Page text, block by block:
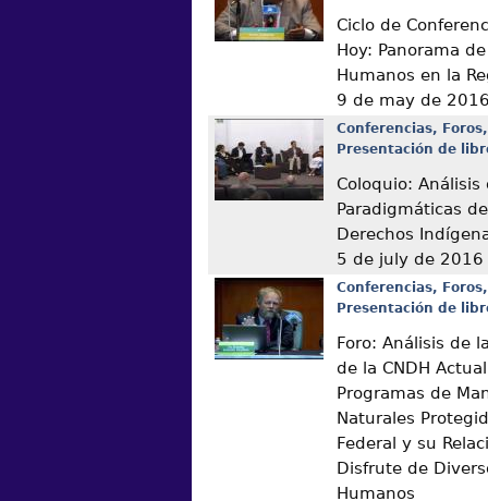
Ciclo de
Hoy: Panorama
Humanos en la
9 de may de
Conferencias,
Presentación de
Coloquio: Análisis
Paradigmáticas
Derechos
5 de july de 2016
Conferencias,
Presentación de
Foro: Análisis de
de la CNDH
Programas de
Naturales
Federal y su
Disfrute de
Humanos